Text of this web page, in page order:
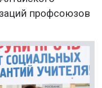
профсоюзов